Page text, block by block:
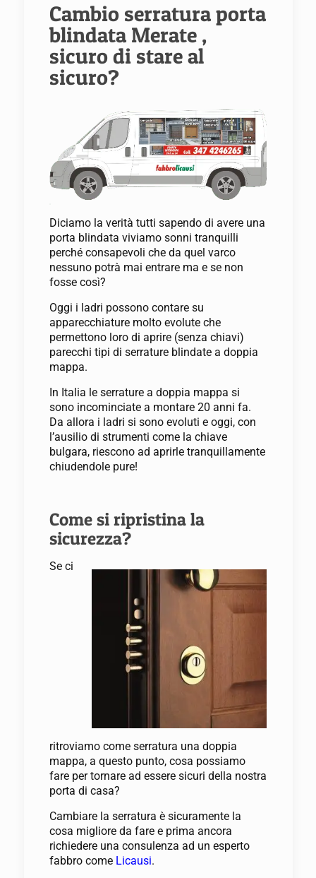
Cambio serratura porta
blindata Merate ,
sicuro di stare al
sicuro?
Diciamo la verità tutti sapendo di avere una
porta blindata viviamo sonni tranquilli
perché consapevoli che da quel varco
nessuno potrà mai entrare ma e se non
fosse così?
Oggi i ladri possono contare su
apparecchiature molto evolute che
permettono loro di aprire (senza chiavi)
parecchi tipi di serrature blindate a doppia
mappa.
In Italia le serrature a doppia mappa si
sono incominciate a montare 20 anni fa.
Da allora i ladri si sono evoluti e oggi, con
l’ausilio di strumenti come la chiave
bulgara, riescono ad aprirle tranquillamente
chiudendole pure!
Come si ripristina la
sicurezza?
Se ci
ritroviamo come serratura una doppia
mappa, a questo punto, cosa possiamo
fare per tornare ad essere sicuri della nostra
porta di casa?
Cambiare la serratura è sicuramente la
cosa migliore da fare e prima ancora
richiedere una consulenza ad un esperto
fabbro come Licausi.